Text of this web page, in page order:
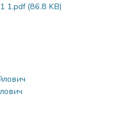
1.pdf(86.8 KB)